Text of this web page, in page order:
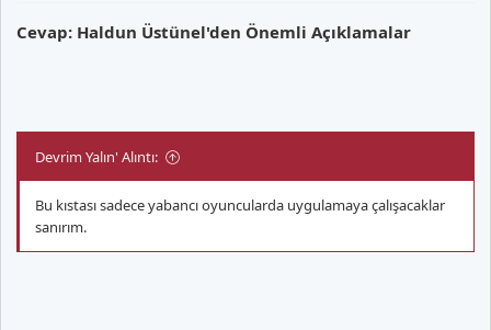
Cevap: Haldun Üstünel'den Önemli Açıklamalar
Devrim Yalın' Alıntı:
Bu kıstası sadece yabancı oyuncularda uygulamaya çalışacaklar
sanırım.